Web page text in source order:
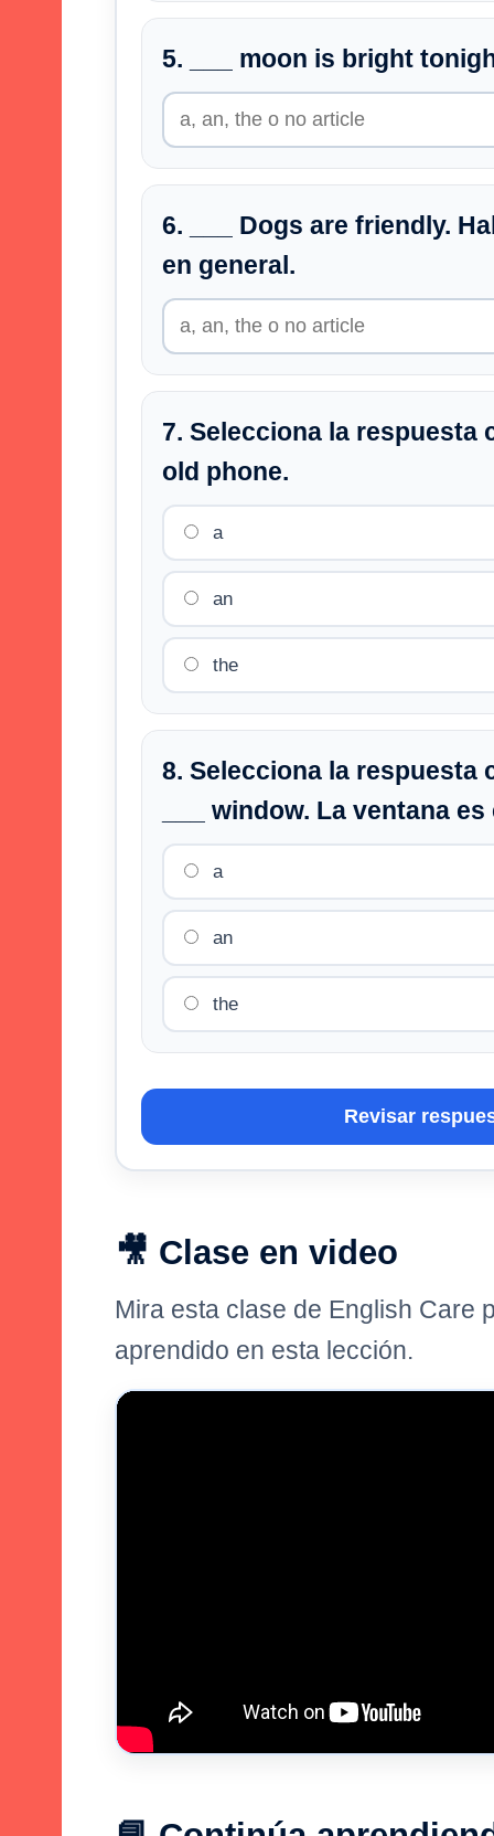
5. ___ moon is bright
6. ___ Dogs are friendly.
en general.
7. Selecciona la respuesta
old phone.
a
an
the
8. Selecciona la respuesta
___ window. La ventana
a
an
the
Revisar
🎥 Clase en video
Mira esta clase de English Care
aprendido en esta lección.